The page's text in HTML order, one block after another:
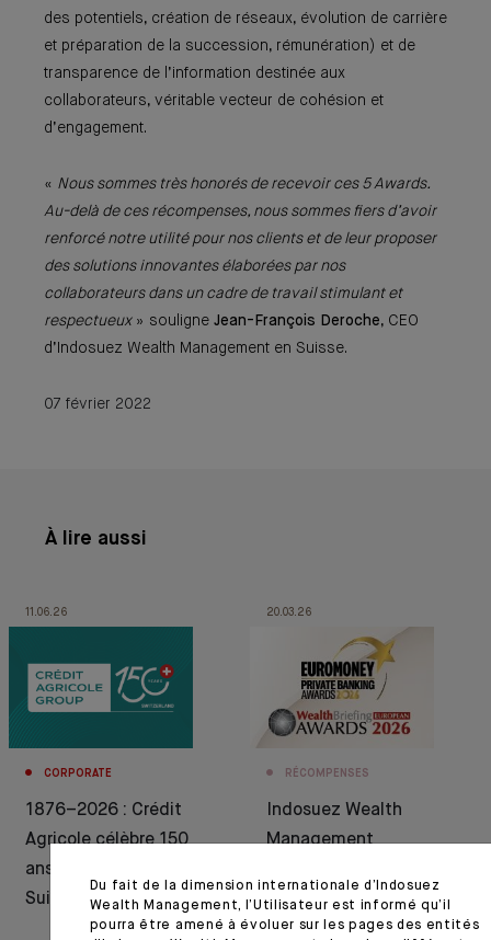
des potentiels, création de réseaux, évolution de carrière
et préparation de la succession, rémunération) et de
transparence de l’information destinée aux
collaborateurs, véritable vecteur de cohésion et
d’engagement.
« Nous sommes très honorés de recevoir ces 5 Awards.
Au-delà de ces récompenses, nous sommes fiers d’avoir
renforcé notre utilité pour nos clients et de leur proposer
des solutions innovantes élaborées par nos
collaborateurs dans un cadre de travail stimulant et
respectueux» souligne Jean-François Deroche, CEO
d’Indosuez Wealth Management en Suisse.
07 février 2022
À lire aussi
11.06.26
CORPORATE
1876–2026 : Crédit
Agricole célèbre 150
ans d’histoire en
Suisse
20.03.26
RÉCOMPENSES
Indosuez Wealth
Management
Euromoney et
WealthBriefing
Du fait de la dimension internationale d’Indosuez
Wealth Management, l’Utilisateur est informé qu’il
pourra être amené à évoluer sur les pages des entités